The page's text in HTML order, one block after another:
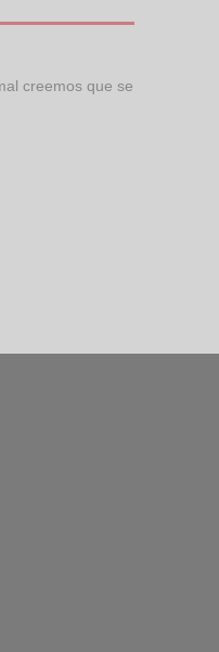
creemos que se